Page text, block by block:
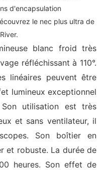
d'encapsulation
le nec plus ultra de
blanc froid très
réfléchissant à 110°.
linéaires peuvent être
lumineux exceptionnel
utilisation est très
et sans ventilateur, il
Son boîtier en
et robuste. La durée de
heures. Son effet de